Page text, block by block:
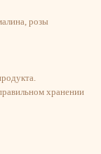
розы
хранении